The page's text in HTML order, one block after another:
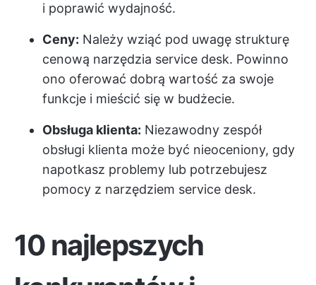
i poprawić wydajność.
Ceny: Należy wziąć pod uwagę strukturę
cenową narzędzia service desk. Powinno
ono oferować dobrą wartość za swoje
funkcje i mieścić się w budżecie.
Obsługa klienta: Niezawodny zespół
obsługi klienta może być nieoceniony, gdy
napotkasz problemy lub potrzebujesz
pomocy z narzędziem service desk.
10 najlepszych